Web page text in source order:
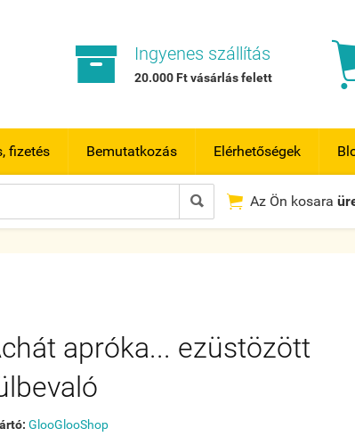
 Ingyenes szállítás
20.000 Ft vásárlás felett
fizetés Bemutatkozás Elérhetőségek
  Az Ön kosara
apróka... ezüstözött
GlooGlooShop